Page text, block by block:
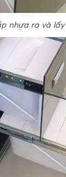
nhựa ra và lấy